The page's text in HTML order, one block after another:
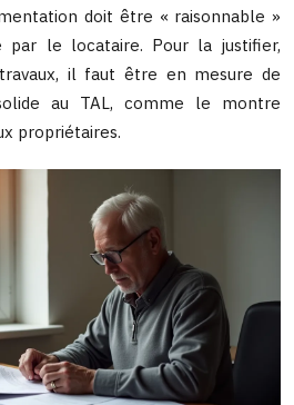
doit être « raisonnable »
le locataire. Pour la justifier,
il faut être en mesure de
au TAL, comme le montre
propriétaires.